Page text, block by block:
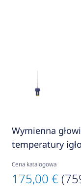
Wymienna
temperatury
Cena katalogowa
175,00 €